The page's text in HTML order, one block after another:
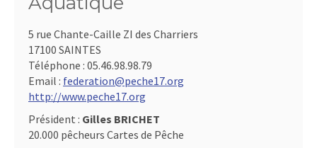
5 rue Chante-Caille ZI des Charriers
17100 SAINTES
Téléphone : 05.46.98.98.79
Email : federation@peche17.org
http://www.peche17.org
Président : Gilles BRICHET
20.000 pêcheurs Cartes de Pêche